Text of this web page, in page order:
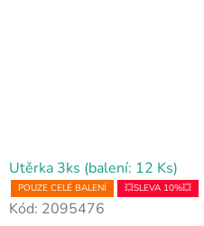
Utěrka 3ks (balení: 12 Ks)
POUZE CELÉ BALENÍ 💥SLEVA 10%💥
Kód: 2095476